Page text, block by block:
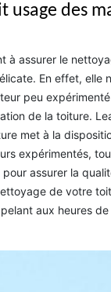
usage des
à assurer le
En effet, elle
peu
de la toiture.
met à la
expérimentés,
assurer la
de votre
aux heures